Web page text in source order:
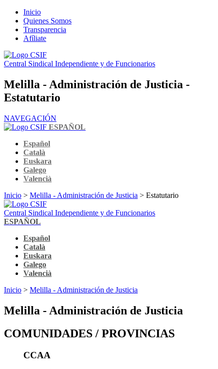
Inicio
Quienes Somos
Transparencia
Afíliate
Central Sindical Independiente y de Funcionarios
Melilla - Administración de Justicia -
Estatutario
NAVEGACIÓN
ESPAÑOL
Español
Català
Euskara
Galego
Valencià
Inicio > Melilla - Administración de Justicia > Estatutario
Central Sindical Independiente y de Funcionarios
ESPAÑOL
Español
Català
Euskara
Galego
Valencià
Inicio > Melilla - Administración de Justicia
Melilla - Administración de Justicia
COMUNIDADES / PROVINCIAS
CCAA